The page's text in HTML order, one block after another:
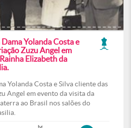
Yolanda Costa e
Zuzu Angel em
Elizabeth da
Yolanda Costa e Silva cliente das
Angel em evento da visita da
ao Brasil nos salões do